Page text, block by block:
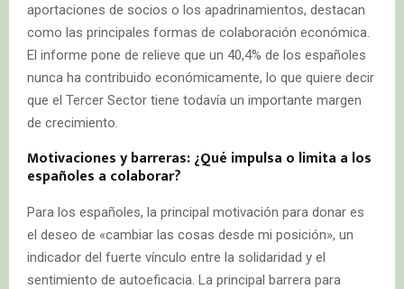
aportaciones de socios o los apadrinamientos, destacan
como las principales formas de colaboración económica.
El informe pone de relieve que un 40,4% de los españoles
nunca ha contribuido económicamente, lo que quiere decir
que el Tercer Sector tiene todavía un importante margen
de crecimiento.
Motivaciones y barreras: ¿Qué impulsa o limita a los
españoles a colaborar?
Para los españoles, la principal motivación para donar es
el deseo de «cambiar las cosas desde mi posición», un
indicador del fuerte vínculo entre la solidaridad y el
sentimiento de autoeficacia. La principal barrera para